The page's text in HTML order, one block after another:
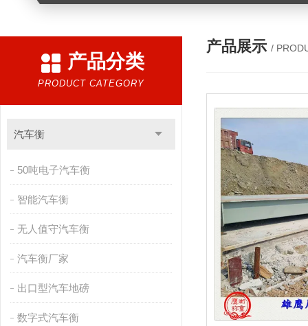
产品分类
PRODUCT CATEGORY
汽车衡
50吨电子汽车衡
智能汽车衡
无人值守汽车衡
汽车衡厂家
出口型汽车地磅
数字式汽车衡
产品展示 /